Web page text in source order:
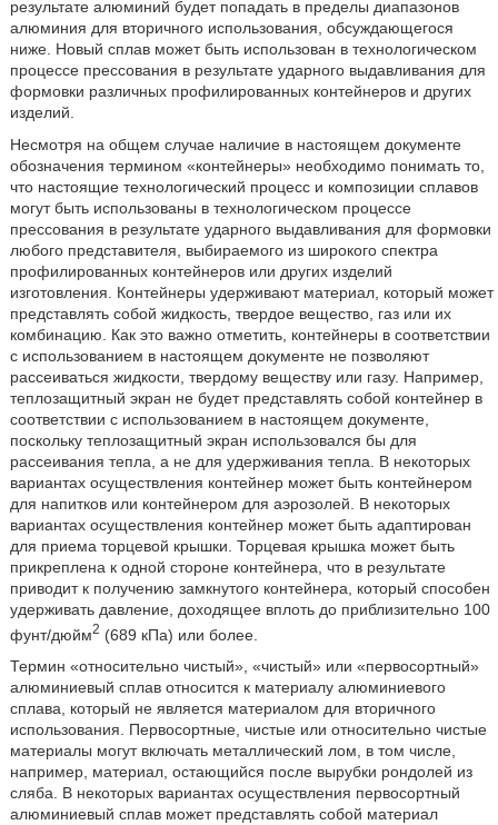
результате алюминий будет попадать в пределы диапазонов
алюминия для вторичного использования, обсуждающегося
ниже. Новый сплав может быть использован в технологическом
процессе прессования в результате ударного выдавливания для
формовки различных профилированных контейнеров и других
изделий.
Несмотря на общем случае наличие в настоящем документе
обозначения термином «контейнеры» необходимо понимать то,
что настоящие технологический процесс и композиции сплавов
могут быть использованы в технологическом процессе
прессования в результате ударного выдавливания для формовки
любого представителя, выбираемого из широкого спектра
профилированных контейнеров или других изделий
изготовления. Контейнеры удерживают материал, который может
представлять собой жидкость, твердое вещество, газ или их
комбинацию. Как это важно отметить, контейнеры в соответствии
с использованием в настоящем документе не позволяют
рассеиваться жидкости, твердому веществу или газу. Например,
теплозащитный экран не будет представлять собой контейнер в
соответствии с использованием в настоящем документе,
поскольку теплозащитный экран использовался бы для
рассеивания тепла, а не для удерживания тепла. В некоторых
вариантах осуществления контейнер может быть контейнером
для напитков или контейнером для аэрозолей. В некоторых
вариантах осуществления контейнер может быть адаптирован
для приема торцевой крышки. Торцевая крышка может быть
прикреплена к одной стороне контейнера, что в результате
приводит к получению замкнутого контейнера, который способен
удерживать давление, доходящее вплоть до приблизительно 100
фунт/дюйм2 (689 кПа) или более.
Термин «относительно чистый», «чистый» или «первосортный»
алюминиевый сплав относится к материалу алюминиевого
сплава, который не является материалом для вторичного
использования. Первосортные, чистые или относительно чистые
материалы могут включать металлический лом, в том числе,
например, материал, остающийся после вырубки рондолей из
сляба. В некоторых вариантах осуществления первосортный
алюминиевый сплав может представлять собой материал